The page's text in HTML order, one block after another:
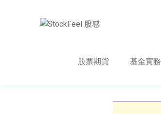
股票期貨 基金實務